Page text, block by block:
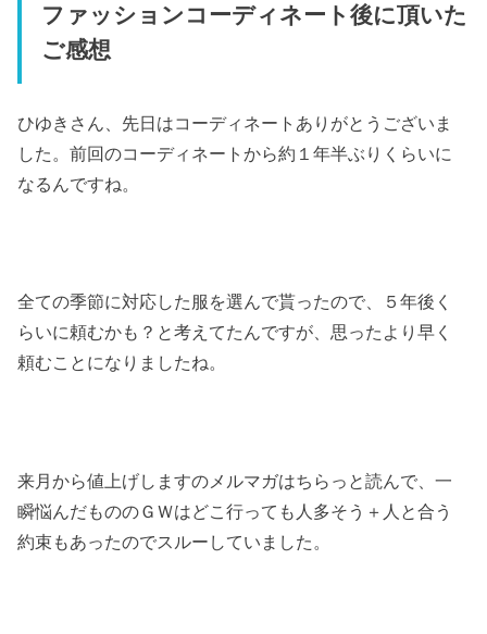
ファッションコーディネート後に頂いた
ご感想
ひゆきさん、先日はコーディネートありがとうございま
した。前回のコーディネートから約１年半ぶりくらいに
なるんですね。
全ての季節に対応した服を選んで貰ったので、
５年後く
らいに頼むかも？と考えてたんですが、 思ったより早く
頼むことになりましたね。
来月から値上げしますのメルマガはちらっと読んで、一
瞬悩んだもののＧＷはどこ行っても人多そう＋ 人と合う
約束もあったのでスルーしていました。